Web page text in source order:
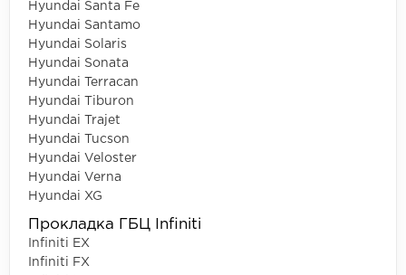
Hyundai Santa Fe
Hyundai Santamo
Hyundai Solaris
Hyundai Sonata
Hyundai Terracan
Hyundai Tiburon
Hyundai Trajet
Hyundai Tucson
Hyundai Veloster
Hyundai Verna
Hyundai XG
Прокладка ГБЦ Infiniti
Infiniti EX
Infiniti FX